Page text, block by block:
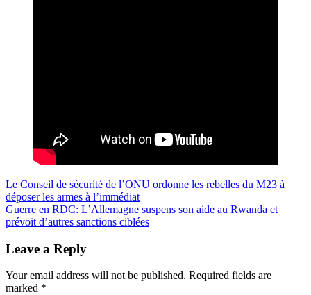
Post
navigation
Le Conseil de sécurité de l’ONU ordonne les rebelles du M23 à
déposer les armes à l’immédiat
Guerre en RDC: L’Allemagne suspens son aide au Rwanda et
prévoit d’autres sanctions ciblées
Leave a Reply
Your email address will not be published. Required fields are
marked *